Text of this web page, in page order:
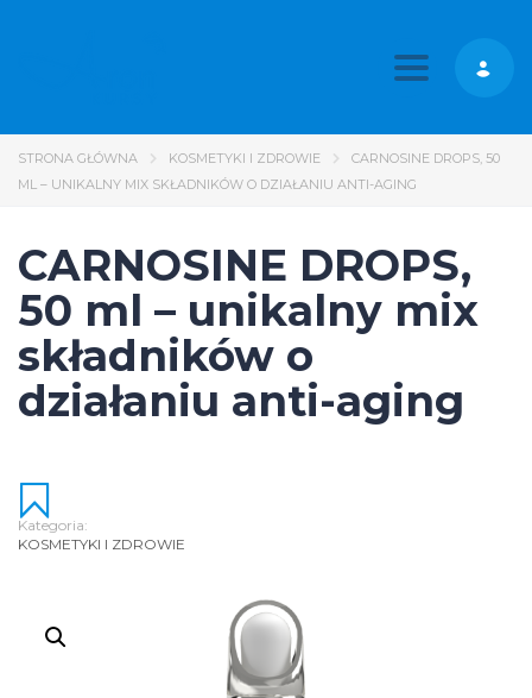
Toggle
STRONA GŁÓWNA KOSMETYKI I ZDROWIE
CARNOSINE DROPS, 50
ML – UNIKALNY MIX SKŁADNIKÓW O DZIAŁANIU ANTI-AGING
CARNOSINE DROPS,
50 ml – unikalny mix
składników o
działaniu anti-aging
Kategoria:
KOSMETYKI I ZDROWIE